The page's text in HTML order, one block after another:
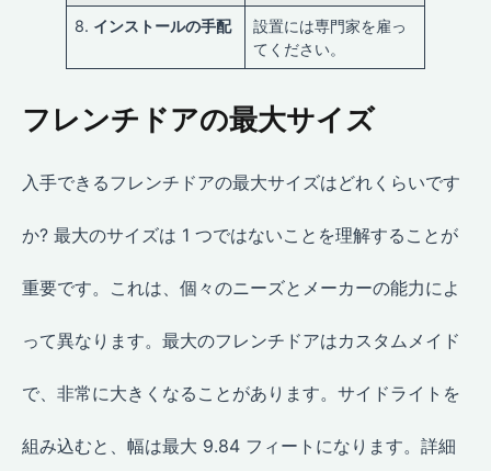
8. インストールの手配
設置には専門家を雇っ
てください。
フレンチドアの最大サイズ
入手できるフレンチドアの最大サイズはどれくらいです
か? 最大のサイズは 1 つではないことを理解することが
重要です。これは、個々のニーズとメーカーの能力によ
って異なります。最大のフレンチドアはカスタムメイド
で、非常に大きくなることがあります。サイドライトを
組み込むと、幅は最大 9.84 フィートになります。詳細